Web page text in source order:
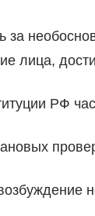
за
лица,
РФ